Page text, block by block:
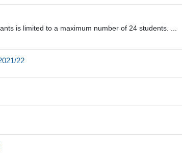
is limited to a maximum number of 24 students. ...
22